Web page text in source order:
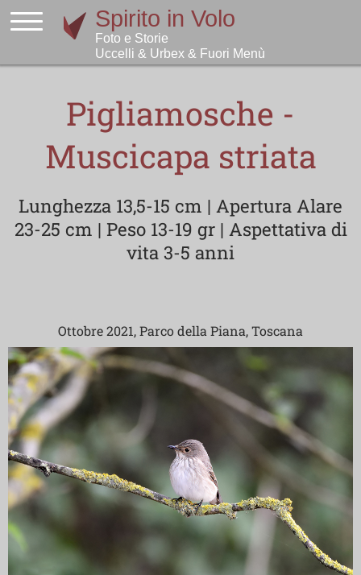
Pigliamosche -
Muscicapa striata
Lunghezza 13,5-15 cm | Apertura Alare
23-25 cm | Peso 13-19 gr | Aspettativa di
vita 3-5 anni
Ottobre 2021, Parco della Piana, Toscana